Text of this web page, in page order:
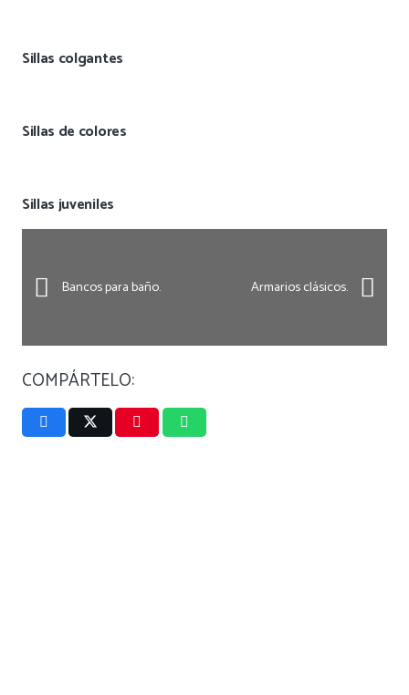
Sillas colgantes
Sillas de colores
Sillas juveniles
Bancos para baño. Armarios clásicos.
COMPÁRTELO: